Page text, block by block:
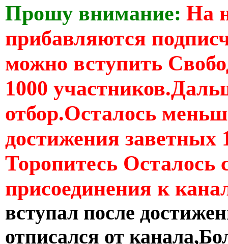
Прошу внимание: На
прибавляются
можно вступить
1000
отбор.Осталось
достижения заветных
Торопитесь Осталось
присоединения к
вступал после
отписался от